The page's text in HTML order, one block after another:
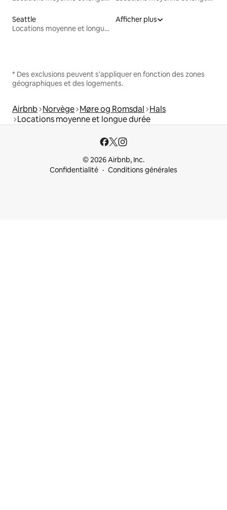
Seattle
Locations moyenne et longue durée
Afficher plus
* Des exclusions peuvent s'appliquer en fonction des zones
géographiques et des logements.
Airbnb Norvège Møre og Romsdal Hals
Locations moyenne et longue durée
© 2026 Airbnb, Inc.
Confidentialité
Conditions générales